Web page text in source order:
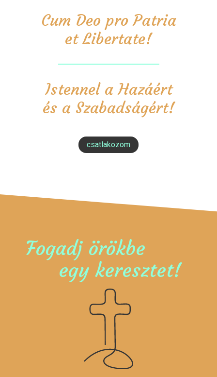
Cum Deo pro Patria
et Libertate!
Istennel a Hazáért
és a Szabadságért!
csatlakozom
Fogadj örökbe
egy keresztet!